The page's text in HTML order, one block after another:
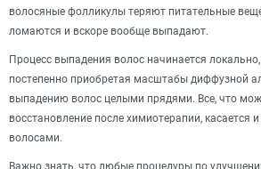
волосяные фолликулы теряют питательные
ломаются и вскоре вообще выпадают.
Процесс выпадения волос начинается
постепенно приобретая масштабы диффузной
выпадению волос целыми прядями. Все, что
восстановление после химиотерапии, касается
волосами.
Важно знать, что любые процедуры по